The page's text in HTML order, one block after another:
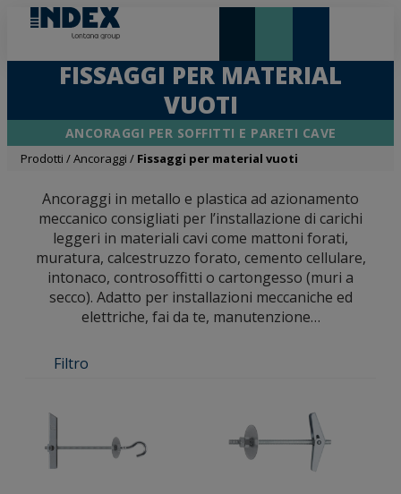
FISSAGGI PER MATERIAL
VUOTI
ANCORAGGI PER SOFFITTI E PARETI CAVE
Prodotti /Ancoraggi / Fissaggi per material vuoti
Ancoraggi in metallo e plastica ad azionamento
meccanico consigliati per l’installazione di carichi
leggeri in materiali cavi come mattoni forati,
muratura, calcestruzzo forato, cemento cellulare,
intonaco, controsoffitti o cartongesso (muri a
secco). Adatto per installazioni meccaniche ed
elettriche, fai da te, manutenzione…
Filtro